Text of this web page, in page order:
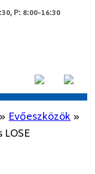
P: 8:00-16:30
Evőeszközök»